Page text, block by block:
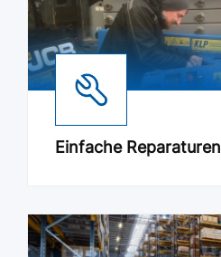
Einfache Reparaturen